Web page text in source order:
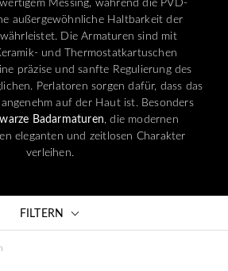
außergewöhnliche Haltbarkeit der
Die Armaturen sind mit
und Thermostatkartuschen
präzise und sanfte Regulierung des
Perlatoren sorgen dafür, dass das
auf der Haut ist. Besonders
Badarmaturen, die modernen
eleganten und zeitlosen Charakter
verleihen.
FILTERN